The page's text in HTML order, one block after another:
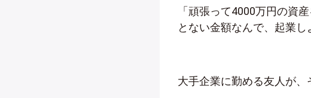
「頑張って4000万円の資
とない金額なんで、起業し
大手企業に勤める友人が、